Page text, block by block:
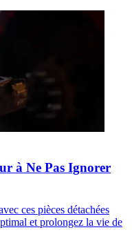
à Ne Pas Ignorer
ces pièces détachées
et prolongez la vie de